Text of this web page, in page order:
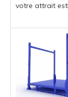
votre attrait